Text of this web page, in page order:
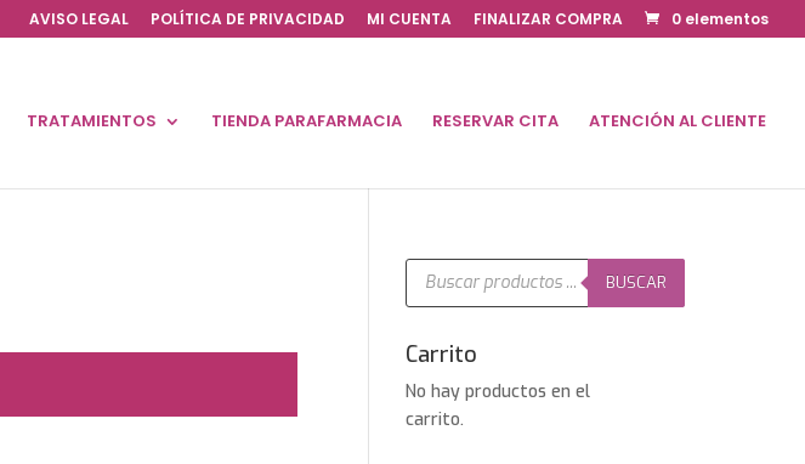
AVISO LEGAL POLÍTICA DE PRIVACIDAD MI CUENTA FINALIZAR COMPRA 0 elementos
TRATAMIENTOS TIENDA PARAFARMACIA RESERVAR CITA ATENCIÓN AL CLIENTE
Búsqueda
productos
BUSCAR
Carrito
No hay productos en el
carrito.